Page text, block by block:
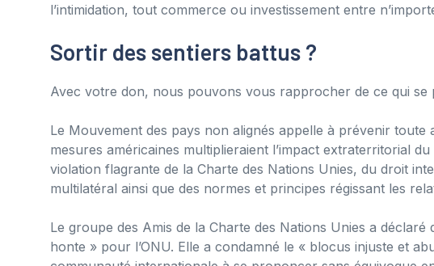
l’intimidation, tout commerce ou investissement entre
Sortir des sentiers battus ?
Avec votre don, nous pouvons vous rapprocher de ce qui se
Le Mouvement des pays non alignés appelle à prévenir toute
mesures américaines multiplieraient l’impact extraterritorial
violation flagrante de la Charte des Nations Unies, du droit
multilatéral ainsi que des normes et principes régissant les
Le groupe des Amis de la Charte des Nations Unies a déclaré
honte » pour l’ONU. Elle a condamné le « blocus injuste et